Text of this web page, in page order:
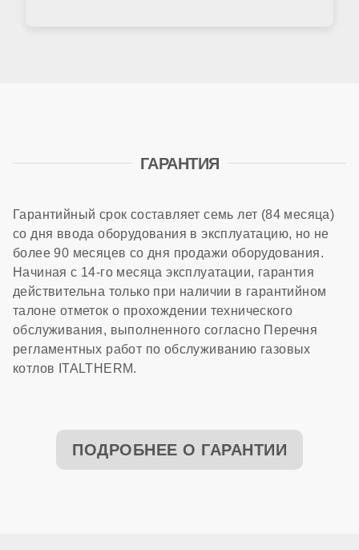
ГАРАНТИЯ
Гарантийный срок составляет семь лет (84 месяца)
со дня ввода оборудования в эксплуатацию, но не
более 90 месяцев со дня продажи оборудования.
Начиная с 14-го месяца эксплуатации, гарантия
действительна только при наличии в гарантийном
талоне отметок о прохождении технического
обслуживания, выполненного согласно Перечня
регламентных работ по обслуживанию газовых
котлов ITALTHERM.
ПОДРОБНЕЕ О ГАРАНТИИ